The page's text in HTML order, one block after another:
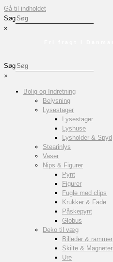
Gå til indholdet
Søg
×
Søg
×
Bolig og Indretning
Belysning
Lysestager
Lysestager
Lyshuse
Lysholder & Spyd
Stearinlys
Vaser
Nips & Figurer
Pynt
Figurer
Fugle med clips
Krukker & Fade
Påskepynt
Globus
Deko til væg
Billeder & rammer
Skilte & Magneter
Ure